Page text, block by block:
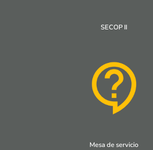
SECOP II
Mesa de servicio